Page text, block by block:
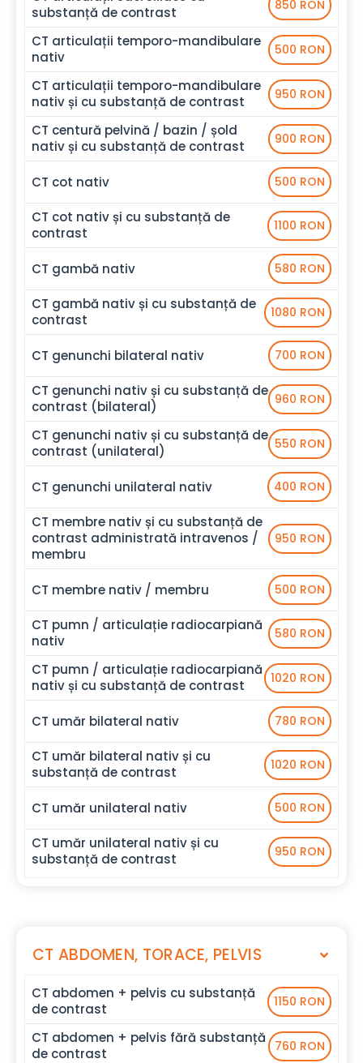
substanță de contrast
850 RON
CT articulații temporo-mandibulare
nativ
500 RON
CT articulații temporo-mandibulare
nativ și cu substanță de contrast
950 RON
CT centură pelvină / bazin / șold
nativ și cu substanță de contrast
900 RON
CT cot nativ 500 RON
CT cot nativ și cu substanță de
contrast
1100 RON
CT gambă nativ 580 RON
CT gambă nativ și cu substanță de
contrast
1080 RON
CT genunchi bilateral nativ 700 RON
CT genunchi nativ și cu substanță de
contrast (bilateral)
960 RON
CT genunchi nativ și cu substanță de
contrast (unilateral)
550 RON
CT genunchi unilateral nativ 400 RON
CT membre nativ și cu substanță de
contrast administrată intravenos /
membru
950 RON
CT membre nativ / membru 500 RON
CT pumn / articulație radiocarpiană
nativ
580 RON
CT pumn / articulație radiocarpiană
nativ și cu substanță de contrast
1020 RON
CT umăr bilateral nativ 780 RON
CT umăr bilateral nativ și cu
substanță de contrast
1020 RON
CT umăr unilateral nativ 500 RON
CT umăr unilateral nativ și cu
substanță de contrast
950 RON
CT ABDOMEN, TORACE, PELVIS
CT abdomen + pelvis cu substanță
de contrast
1150 RON
CT abdomen + pelvis fără substanță
de contrast
760 RON